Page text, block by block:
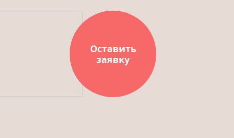
Оставить
заявку